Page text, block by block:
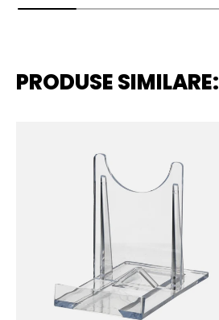
PRODUSE SIMILARE: